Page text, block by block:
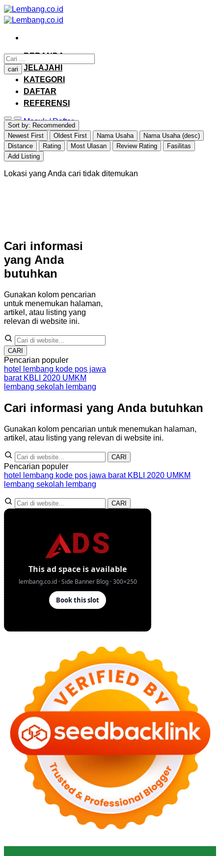
Skip
to
content
BERANDA
JELAJAHI
KATEGORI
DAFTAR
REFERENSI
Masuk / Daftar
cari
Sort by: Recommended
Newest First
Oldest First Nama Usaha
Nama Usaha (desc)
Distance
Rating Most Ulasan Review Rating
Fasilitas
Add Listing
Lokasi yang Anda cari tidak ditemukan
Cari informasi
yang Anda
butuhkan
Gunakan kolom pencarian
untuk menemukan halaman,
artikel, atau listing yang
relevan di website ini.
CARI
Pencarian populer
hotel lembang kode pos jawa
barat KBLI 2020 UMKM
lembang sekolah lembang
Cari informasi yang Anda butuhkan
Gunakan kolom pencarian untuk menemukan halaman,
artikel, atau listing yang relevan di website ini.
CARI
Pencarian populer
hotel lembang kode pos jawa barat KBLI 2020 UMKM
lembang sekolah lembang
CARI